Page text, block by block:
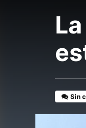
Sin